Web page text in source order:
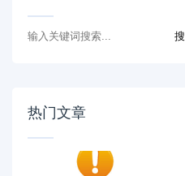
热门文章